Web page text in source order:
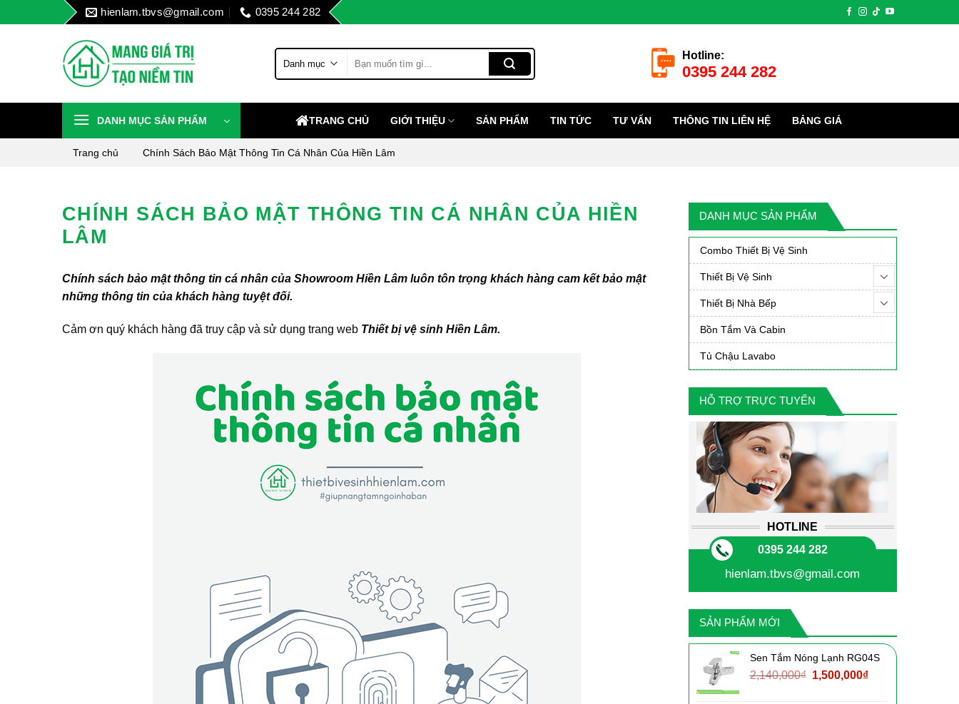
to
hienlam.tbvs@gmail.com 0395 244 282
kiếm:
Hotline:
0395 244 282
DANH MỤC SẢN PHẨM TRANG CHỦ GIỚI THIỆU SẢN PHẨM TIN TỨC TƯ VẤN THÔNG TIN LIÊN HỆ BẢNG GIÁ
Trang chủ Chính Sách Bảo Mật Thông Tin Cá Nhân Của Hiền Lâm
CHÍNH SÁCH BẢO MẬT THÔNG TIN CÁ NHÂN CỦA HIỀN
LÂM
Chính sách bảo mật thông tin cá nhân của Showroom Hiền Lâm luôn tôn trọng khách hàng cam kết bảo mật
những thông tin của khách hàng tuyệt đối.
Cảm ơn quý khách hàng đã truy cập và sử dụng trang web Thiết bị vệ sinh Hiền Lâm.
DANH MỤC SẢN PHẨM
Combo Thiết Bị Vệ Sinh
Thiết Bị Vệ Sinh
Thiết Bị Nhà Bếp
Bồn Tắm Và Cabin
Tủ Chậu Lavabo
HỖ TRỢ TRỰC TUYẾN
HOTLINE
0395 244 282
hienlam.tbvs@gmail.com
SẢN PHẨM MỚI
Sen Tắm Nóng Lạnh RG04S
2,140,000₫ Giá
1,500,000₫Giá